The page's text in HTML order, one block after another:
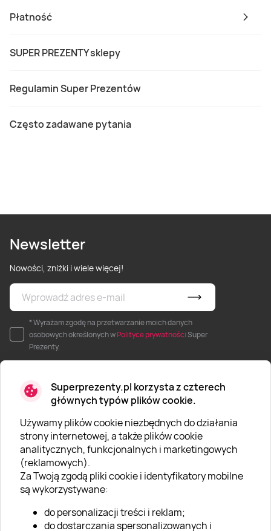
Superprezenty.pl korzysta z czterech
głównych typów plików cookie.
Używamy plików cookie niezbędnych do działania
strony internetowej, a także plików cookie
analitycznych, funkcjonalnych i marketingowych
(reklamowych).
Za Twoją zgodą pliki cookie i identyfikatory mobilne
są wykorzystywane:
do personalizacji treści i reklam;
do dostarczania spersonalizowanych i
Płatność
SUPER PREZENTY sklepy
Regulamin Super Prezentów
Często zadawane pytania
Newsletter
Nowości, zniżki i wiele więcej!
* Wyrażam zgodę na przetwarzanie moich danych
osobowych określonych wPolityce prywatnościSuper
Prezenty.
O SUPERPREZENTY
O nas
Aktualności
Kariera w Super Prezentach